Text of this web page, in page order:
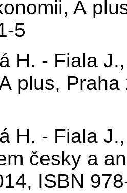
A
5
H. - Fiala
plus,
H. - Fiala
česky a
ISBN